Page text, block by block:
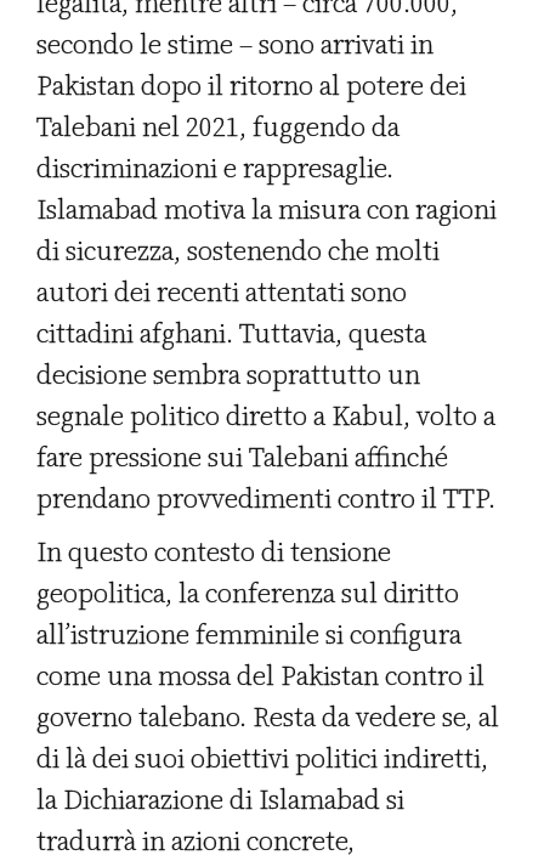
secondo le stime – sono arrivati in
Pakistan dopo il ritorno al potere dei
Talebani nel 2021, fuggendo da
discriminazioni e rappresaglie.
Islamabad motiva la misura con ragioni
di sicurezza, sostenendo che molti
autori dei recenti attentati sono
cittadini afghani. Tuttavia, questa
decisione sembra soprattutto un
segnale politico diretto a Kabul, volto a
fare pressione sui Talebani affinché
prendano provvedimenti contro il TTP.
In questo contesto di tensione
geopolitica, la conferenza sul diritto
all’istruzione femminile si configura
come una mossa del Pakistan contro il
governo talebano. Resta da vedere se, al
di là dei suoi obiettivi politici indiretti,
la Dichiarazione di Islamabad si
tradurrà in azioni concrete,